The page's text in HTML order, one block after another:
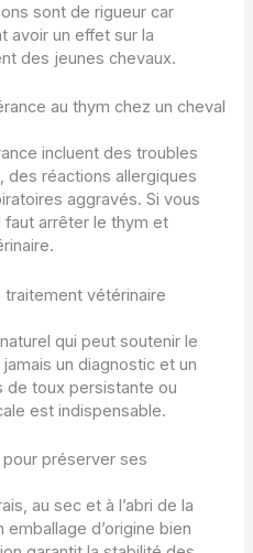
sont de rigueur car
avoir un effet sur la
des jeunes chevaux.
au thym chez un cheval
incluent des troubles
réactions allergiques
aggravés. Si vous
arrêter le thym et
vétérinaire
qui peut soutenir le
un diagnostic et un
de toux persistante ou
est indispensable.
préserver ses
au sec et à l’abri de la
d’origine bien